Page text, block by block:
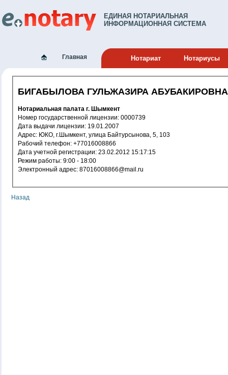
ЕДИНАЯ НОТАРИАЛЬНАЯ
ИНФОРМАЦИОННАЯ СИСТЕМА
Главная Нотариат Нотариусы
БИГАБЫЛОВА ГУЛЬЖАЗИРА АБУБАКИРОВНА
Нотариальная палата г. Шымкент
Номер государственной лицензии: 0000739
Дата выдачи лицензии: 19.01.2007
Адрес: ЮКО, г.Шымкент, улица Байтурсынова, 5, 103
Рабочий телефон: +77016008866
Дата учетной регистрации: 23.02.2012 15:17:15
Режим работы: 9:00 - 18:00
Электронный адрес: 87016008866@mail.ru
Назад